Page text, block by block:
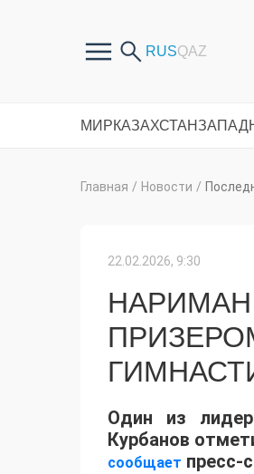
МИРКАЗАХСТАН
Главная / Новости /
22.02.2026, 9:30
Один из
Курбанов
сообщает пресс-